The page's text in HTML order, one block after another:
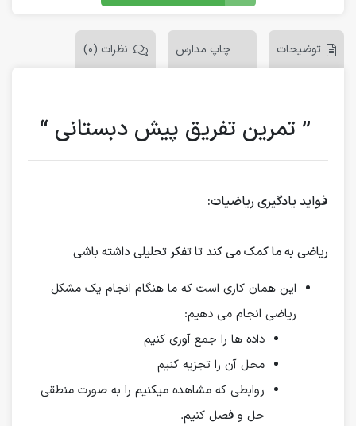
توضیحات چاپ مدارس نظرات (0)
” تمرین تفریق پیش دبستانی “
فواید یادگیری ریاضیات:
ریاضی به ما کمک می کند تا تفکر تحلیلی داشته باشی
این همان کاری است که ما هنگام انجام یک مشکل
ریاضی انجام می دهیم:
داده ها را جمع آوری کنیم
محل آن را تجزیه کنیم
روابطی که مشاهده میکنیم را به صورت منطقی
حل و فصل کنیم.